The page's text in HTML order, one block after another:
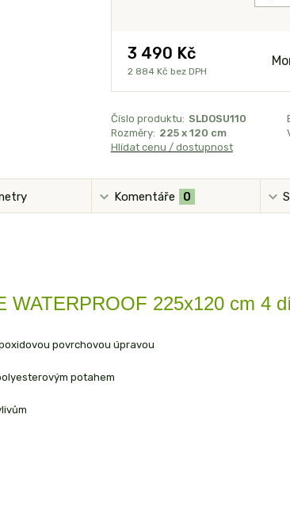
3 490 Kč
2 884 Kč bez DPH
Číslo produktu: SLDOSU110
Rozměry: 225 x 120 cm
Hlídat cenu / dostupnost
Komentáře 0
WATERPROOF 225x120 cm 4
povrchovou úpravou
potahem